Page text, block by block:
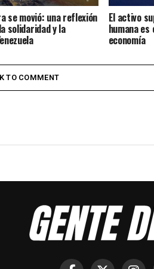
se movió: una reflexión
solidaridad y la
El activo
humana
economía
TO COMMENT